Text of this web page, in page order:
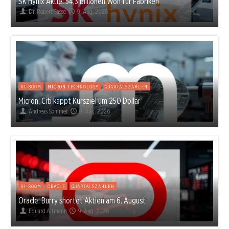
Dr. Robert Sasse 9. Aug. 2026
KI-BOOM MICRON TECHNOLOGY QUARTALSZAHLEN
Micron: Citi kappt Kursziel um 250 Dollar
Andreas Sommer 9. Aug. 2026
KI-BOOM ORACLE QUARTALSZAHLEN
Oracle: Burry shortet Aktien am 6. August
Eduard Altmann 9. Aug. 2026